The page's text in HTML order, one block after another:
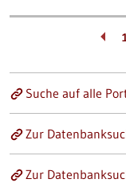
Suche auf alle
Zur
Zur